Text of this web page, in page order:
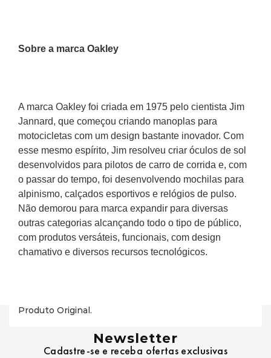
Sobre a marca Oakley
A marca Oakley foi criada em 1975 pelo cientista Jim
Jannard, que começou criando manoplas para
motocicletas com um design bastante inovador. Com
esse mesmo espírito, Jim resolveu criar óculos de sol
desenvolvidos para pilotos de carro de corrida e, com
o passar do tempo, foi desenvolvendo mochilas para
alpinismo, calçados esportivos e relógios de pulso.
Não demorou para marca expandir para diversas
outras categorias alcançando todo o tipo de público,
com produtos versáteis, funcionais, com design
chamativo e diversos recursos tecnológicos.
Produto Original.
Newsletter
Cadastre-se e receba ofertas exclusivas